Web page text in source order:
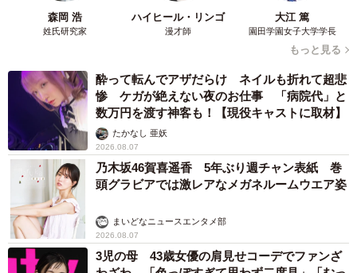
も。女性とはSNS上で知り合ったといいます。
「Aさん（＝京都府の女性）とは、お互い犬猫の保護活動と
いうことでつながりを持ちました。普段は犬猫の保護があ
ればどこかのインターやサービスエリアで犬猫の受け渡し
などをしていましたが…10年ほど前はメンバーの自宅でA
さんを含めランチ会をしたり、私たちの譲渡会に来てもら
ったりしたこともありましたね」と同グループのメンバ
ー。京都府の女性について「当時は、とても熱心で真面目
なボランティアさんでした。保護し介護を尽くした老犬の
ことをSNSに日々報告したり、私たちと一緒にレスキュー
した子に里親さんを見つけてくれたり。女性に頼まれて私
森岡 浩
姓氏研究家
ハイヒール・リンゴ
漫才師
大江 篤
園田学園女子大学学長
もっと見る
酔って転んでアザだらけ ネイルも折れて超悲
惨 ケガが絶えない夜のお仕事 「病院代」と
数万円を渡す神客も！【現役キャストに取材】
たかなし 亜妖
2026.08.07
乃木坂46賀喜遥香 5年ぶり週チャン表紙 巻
頭グラビアでは激レアなメガネルームウエア姿
まいどなニュースエンタメ部
2026.08.07
3児の母 43歳女優の肩見せコーデでファンざ